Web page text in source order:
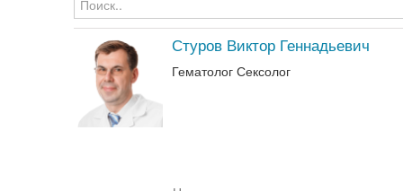
Стуров Виктор Геннадьевич
Гематолог Сексолог